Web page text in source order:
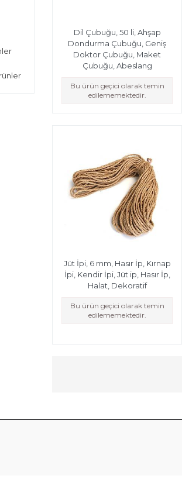
Dil Çubuğu, 50 li, Ahşap
Dondurma Çubuğu, Geniş
Doktor Çubuğu, Maket
Çubuğu, Abeslang
Bu ürün geçici olarak temin
edilememektedir.
Jüt İpi, 6 mm, Hasır İp, Kırnap
İpi, Kendir İpi, Jüt ip, Hasır İp,
Halat, Dekoratif
Bu ürün geçici olarak temin
edilememektedir.